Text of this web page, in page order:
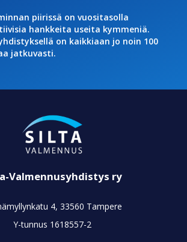
piirissä on vuositasolla
hankkeita useita kymmeniä.
on kaikkiaan jo noin 100
jatkuvasti.
Valmennusyhdistys ry
4, 33560 Tampere
Y-tunnus 1618557-2